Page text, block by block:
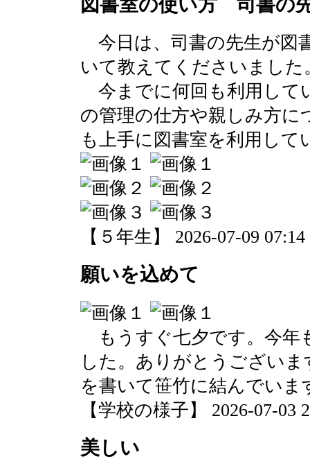
図書室の使い方 司書の
今日は、司書の先生が図
いて教えてくださいました
今までに何回も利用して
の管理の仕方や親しみ方
も上手に図書室を利用して
【５年生】 2026-07-09
願いを込めて
もうすぐ七夕です。今年
した。ありがとうござい
を書いて笹竹に結んでいま
【学校の様子】 2026-07-03
美しい